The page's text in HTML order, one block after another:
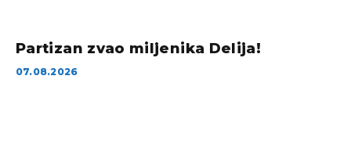
Partizan zvao miljenika Delija!
07.08.2026